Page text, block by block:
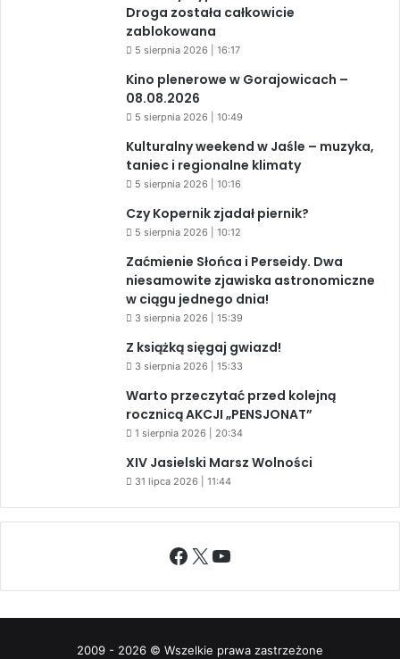
Droga została całkowicie
zablokowana
5 sierpnia 2026 | 16:17
Kino plenerowe w Gorajowicach –
08.08.2026
5 sierpnia 2026 | 10:49
Kulturalny weekend w Jaśle – muzyka,
taniec i regionalne klimaty
5 sierpnia 2026 | 10:16
Czy Kopernik zjadał piernik?
5 sierpnia 2026 | 10:12
Zaćmienie Słońca i Perseidy. Dwa
niesamowite zjawiska astronomiczne
w ciągu jednego dnia!
3 sierpnia 2026 | 15:39
Z książką sięgaj gwiazd!
3 sierpnia 2026 | 15:33
Warto przeczytać przed kolejną
rocznicą AKCJI „PENSJONAT”
1 sierpnia 2026 | 20:34
XIV Jasielski Marsz Wolności
31 lipca 2026 | 11:44
Facebook
X YouTube
2009 - 2026 © Wszelkie prawa zastrzeżone